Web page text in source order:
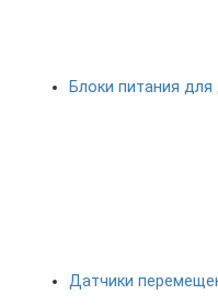
Блоки питания для
Датчики